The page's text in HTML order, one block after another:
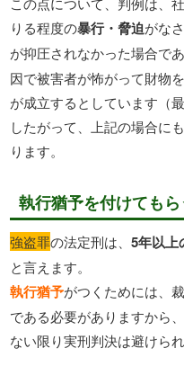
りる程度の暴行・脅迫がな
が抑圧されなかった場合で
因で被害者が怖がって財物
が成立するとしています（
したがって、上記の場合に
ります。
執行猶予を付けても
強盗罪の法定刑は、5年以上
と言えます。
執行猶予がつくためには、
である必要がありますから
ない限り実刑判決は避けられ